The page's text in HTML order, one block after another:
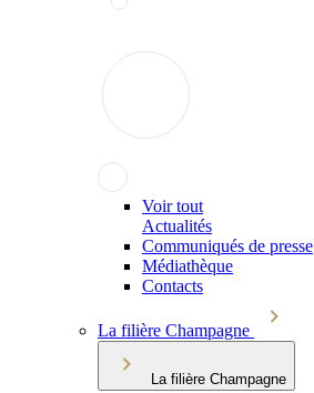
Voir tout
Actualités
Communiqués de presse
Médiathèque
Contacts
La filière Champagne
La filière Champagne